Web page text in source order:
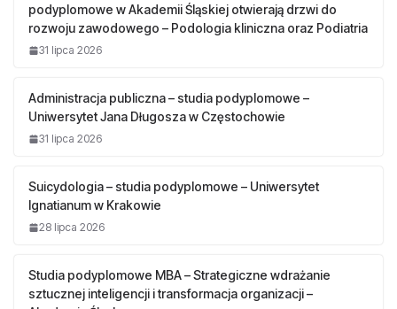
podyplomowe w Akademii Śląskiej otwierają drzwi do
rozwoju zawodowego – Podologia kliniczna oraz Podiatria
31 lipca 2026
Administracja publiczna – studia podyplomowe –
Uniwersytet Jana Długosza w Częstochowie
31 lipca 2026
Suicydologia – studia podyplomowe – Uniwersytet
Ignatianum w Krakowie
28 lipca 2026
Studia podyplomowe MBA – Strategiczne wdrażanie
sztucznej inteligencji i transformacja organizacji –